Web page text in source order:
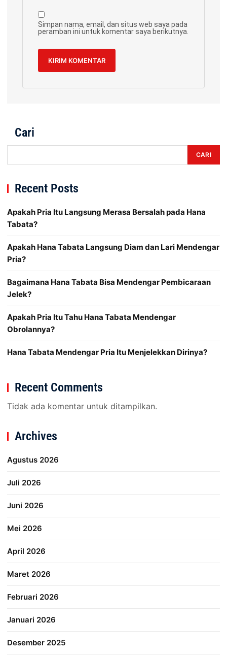
Simpan nama, email, dan situs web saya pada
peramban ini untuk komentar saya berikutnya.
Cari
CARI
Recent Posts
Apakah Pria Itu Langsung Merasa Bersalah pada Hana
Tabata?
Apakah Hana Tabata Langsung Diam dan Lari Mendengar
Pria?
Bagaimana Hana Tabata Bisa Mendengar Pembicaraan
Jelek?
Apakah Pria Itu Tahu Hana Tabata Mendengar
Obrolannya?
Hana Tabata Mendengar Pria Itu Menjelekkan Dirinya?
Recent Comments
Tidak ada komentar untuk ditampilkan.
Archives
Agustus 2026
Juli 2026
Juni 2026
Mei 2026
April 2026
Maret 2026
Februari 2026
Januari 2026
Desember 2025